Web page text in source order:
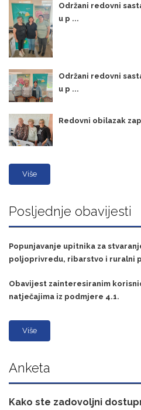
Održani redovni
u p ...
Održani redovni
u p ...
Redovni obilazak
Više
Posljednje obavijesti
Popunjavanje upitnika za
poljoprivredu, ribarstvo i ruralni
Obavijest zainteresiranim
natječajima iz podmjere 4.1.
Više
Anketa
Kako ste zadovoljni